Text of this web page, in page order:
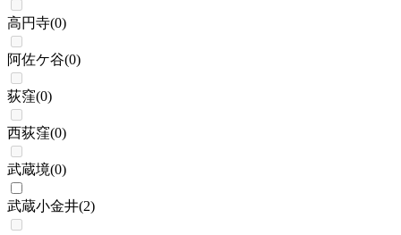
高円寺(0)
阿佐ケ谷(0)
荻窪(0)
西荻窪(0)
武蔵境(0)
武蔵小金井(2)